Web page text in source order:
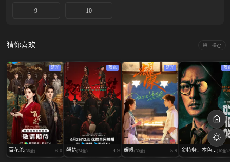
9 10
猜你喜欢 换一换
蓝光
百花杀(36全) 6.0
蓝光
翘楚(24全) 4.9
蓝光
耀眼(30全) 5.9
蓝
金特务：本色... (10全)